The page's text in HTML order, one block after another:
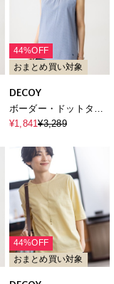
44%OFF
おまとめ買い対象
DECOY
ボーダー・ドットタン
クトップ【UVカット・
ックコットン】
¥1,841¥3,289
44%OFF
おまとめ買い対象